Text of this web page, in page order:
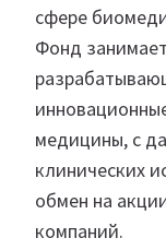
сфере
Фонд
медицины, с
клинических
обмен на